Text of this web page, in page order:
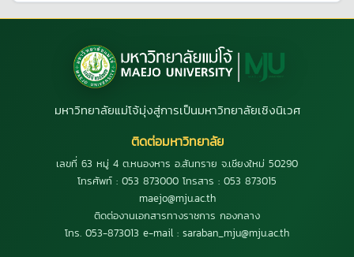
มหาวิทยาลัยแม่โจ้มุ่งสู่การเป็นมหาวิทยาลัยเชิงนิเวศ
ติดต่อมหาวิทยาลัย
เลขที่ 63 หมู่ 4 ต.หนองหาร อ.สันทราย จ.เชียงใหม่ 50290
โทรศัพท์ : 053 873000 โทรสาร : 053 873015
maejo@mju.ac.th
ติดต่องานเอกสารทางราชการ กองกลาง
โทร. 053-873013 e-mail : saraban_mju@mju.ac.th